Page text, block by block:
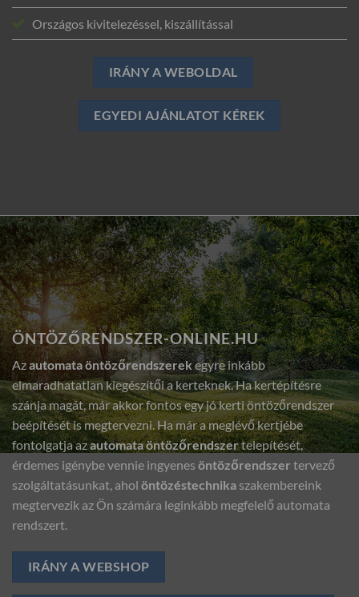
Országos kivitelezéssel, kiszállítással
IRÁNY A WEBOLDAL
EGYEDI AJÁNLATOT KÉREK
ÖNTÖZŐRENDSZER-ONLINE.HU
Azautomata öntözőrendszerekegyre inkább
elmaradhatatlan kiegészítői a kerteknek. Ha kertépítésre
szánja magát, már akkor fontos egy jó kerti öntözőrendszer
beépítését is megtervezni. Ha már a meglévő kertjébe
fontolgatja azautomata öntözőrendszertelepítését,
érdemes igénybe vennie ingyenes öntözőrendszer tervező
szolgáltatásunkat, ahol öntözéstechnika szakembereink
megtervezik az Ön számára leginkább megfelelő automata
rendszert.
IRÁNY A WEBSHOP